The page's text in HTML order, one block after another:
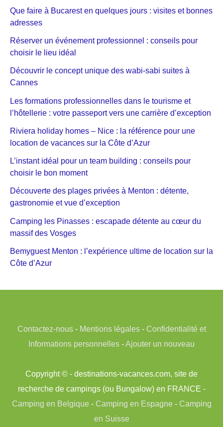
Que faire à Bucarest en quelques jours : visites et bonnes
adresses
Réserver un événement professionnel : conseils pour
choisir le lieu idéal
Découvrir le concept unique des wabi-sabi suites à
Cannes
Les formations professionnelles dans le tourisme et
l’hôtellerie : votre passeport vers une carrière d’exception
Riviera holiday homes – Nice : la référence pour une
location de vacances sur la Côte d’Azur
L’instant idéal pour un team building : conseils pour
choisir le bon moment
Découverte des plages privées à Menton : détente,
gastronomie et vue d’exception
Camping les Pinasses : escapade détente au cœur du
massif des Vosges
Bemyguest Menton : l’expérience ultime de location sur la
Côte d’Azur
Contactez-nous- Mentions légales- Confidentialité et
Informations personnelles -Ajouter un nouveau
Copyright © - destinations-vacances.com, site de
recherche de campings (ou Bungalow) en FRANCE -
Camping en Belgique- Camping en Espagne- Camping
en Suisse